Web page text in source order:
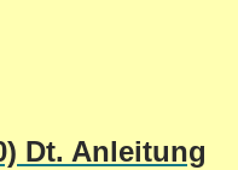
Dt. Anleitung